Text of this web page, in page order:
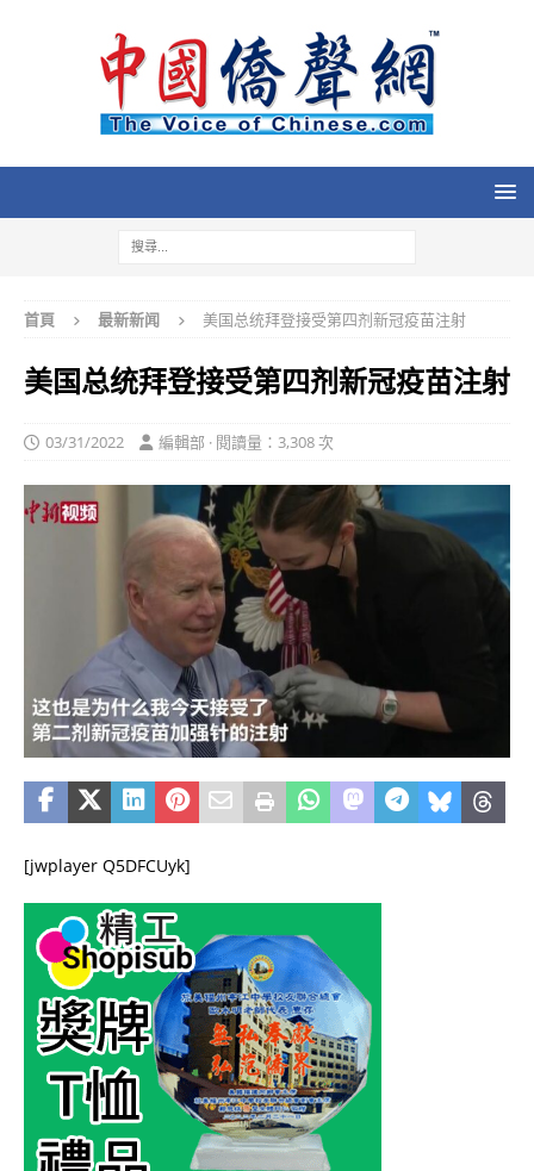
首頁 最新新闻 美国总统拜登接受第四剂新冠疫苗注射
美国总统拜登接受第四剂新冠疫苗注射
03/31/2022 編輯部 · 閱讀量：3,308 次
[jwplayer Q5DFCUyk]